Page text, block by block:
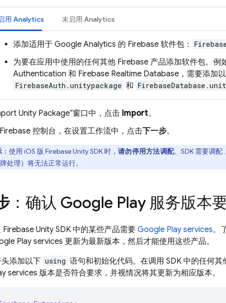
用 Analytics 未启用 Analytics
添加适用于 Google Analytics 的 Firebase 软件包：
为要在应用中使用的任何其他 Firebase 产品添加软件包。例
Authentication 和 Firebase Realtime Database ，需要添加
FirebaseAuth.unitypackage 和
Unity Package”窗口中，点击 Import。
Firebase 控制台，在设置工作流中，点击下一步。
：使用 iOS 版 FirebaseUnitySDK 时， 请勿停用方法调配。SDK 需要调配
处理）将无法正常运行。
：确认 Google Play 服务版本
Firebase Unity SDK 中的某些产品需要 Google Play services。
Playservices 更新为最新版本，然后才能使用这些产品。
添加以下 using 语句和初始化代码。在调用 SDK 中的任何
services 版本是否符合要求，并视情况将其更新为相应版本。